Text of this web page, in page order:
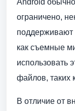
ограничено,
поддерживают
как съемные
использовать
файлов, таких
В отличие от